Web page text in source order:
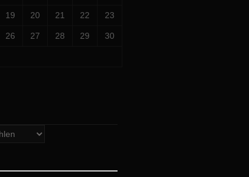
19 20 21 22 23
26 27 28 29 30